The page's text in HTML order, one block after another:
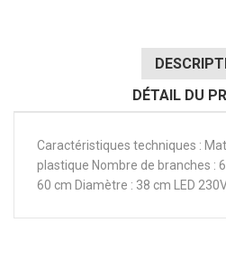
DÉTAIL DU
Caractéristiques techniques :
plastique Nombre de branches :
60 cm Diamètre : 38 cm LED